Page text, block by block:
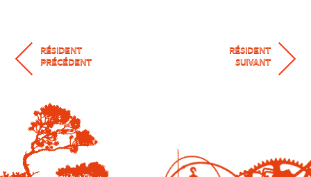
RÉSIDENT
PRÉCÉDENT
RÉSIDENT
SUIVANT